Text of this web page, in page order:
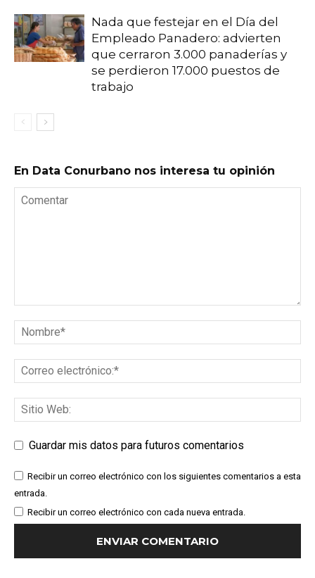
Nada que festejar en el Día del
Empleado Panadero: advierten
que cerraron 3.000 panaderías y
se perdieron 17.000 puestos de
trabajo
En Data Conurbano nos interesa tu opinión
Guardar mis datos para futuros comentarios
Recibir un correo electrónico con los siguientes comentarios a esta
entrada.
Recibir un correo electrónico con cada nueva entrada.